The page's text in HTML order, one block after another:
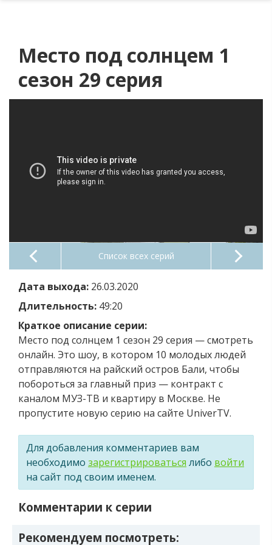
Место под солнцем 1
сезон 29 серия
Список всех серий
Дата выхода: 26.03.2020
Длительность: 49:20
Краткое описание серии:
Место под солнцем 1 сезон 29 серия — смотреть
онлайн. Это шоу, в котором 10 молодых людей
отправляются на райский остров Бали, чтобы
побороться за главный приз — контракт с
каналом МУЗ-ТВ и квартиру в Москве. Не
пропустите новую серию на сайте UniverTV.
Для добавления комментариев вам
необходимо зарегистрироваться либо войти
на сайт под своим именем.
Комментарии к серии
Рекомендуем посмотреть: